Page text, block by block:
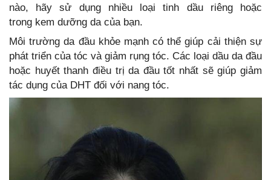
nào, hãy sử dụng nhiều loại tinh dầu riêng hoặc
trong kem dưỡng da của bạn.
Môi trường da đầu khỏe mạnh có thể giúp cải thiện sự
phát triển của tóc và giảm rụng tóc. Các loại dầu da đầu
hoặc huyết thanh điều trị da đầu tốt nhất sẽ giúp giảm
tác dụng của DHT đối với nang tóc.